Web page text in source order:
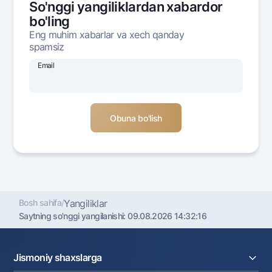
Ofis va bankomatlar
Shaxsiy ma'lumotlarni qayta ishlashga rozilik berish
Bizni ijtimoiy tarmoqlarda kuzatib boring
So'nggi yangiliklardan xabardor
bo'ling
Eng muhim xabarlar va xech qanday
spamsiz
Email
Bosh sahifa/Yangiliklar
Saytning so'nggi yangilanishi:09.08.2026 14:32:16
Jismoniy shaxslarga